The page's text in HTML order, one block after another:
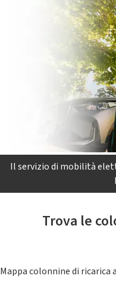
Il servizio di mobilità
Trova le
Mappa colonnine di